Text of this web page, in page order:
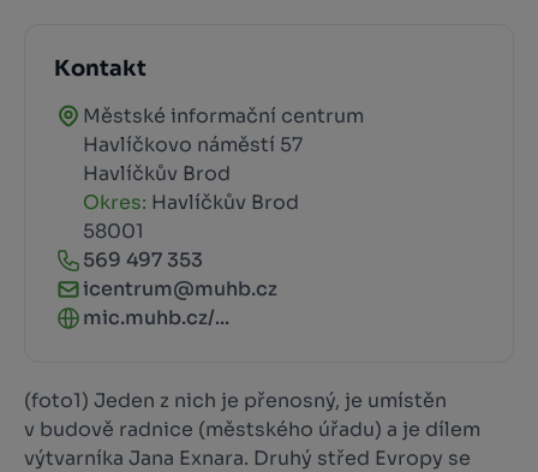
Kontakt
Městské informační centrum
Havlíčkovo náměstí 57
Havlíčkův Brod
Okres: Havlíčkův Brod
58001
569 497 353
icentrum@muhb.cz
mic.muhb.cz/...
(foto1) Jeden z nich je přenosný, je umístěn
v budově radnice (městského úřadu) a je dílem
výtvarníka Jana Exnara. Druhý střed Evropy se